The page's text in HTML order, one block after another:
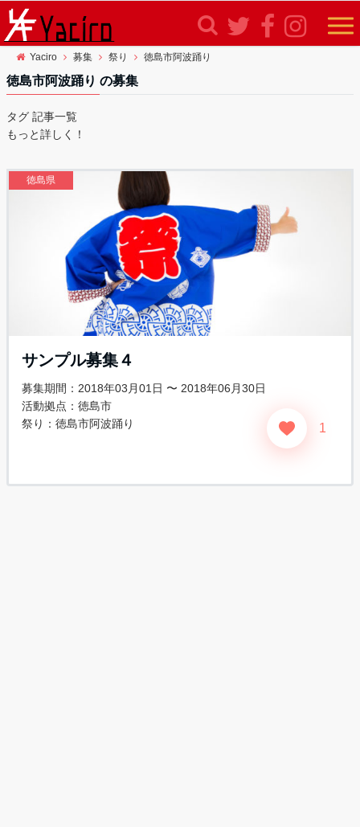
Yaciro 募集 祭り 徳島市阿波踊り
徳島市阿波踊り の募集
タグ 記事一覧
もっと詳しく！
徳島県
サンプル募集４
募集期間：2018年03月01日 〜 2018年06月30日
活動拠点：徳島市
祭り： 徳島市阿波踊り 1